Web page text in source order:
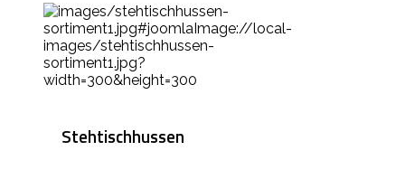
Stehtischhussen